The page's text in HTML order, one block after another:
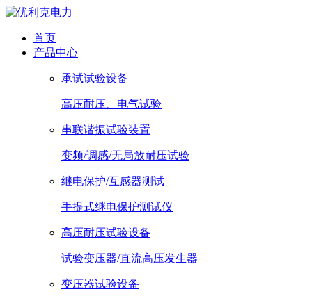
首页
产品中心
承试试验设备
高压耐压、电气试验
串联谐振试验装置
变频/调感/无局放耐压试验
继电保护/互感器测试
手提式继电保护测试仪
高压耐压试验设备
试验变压器/直流高压发生器
变压器试验设备